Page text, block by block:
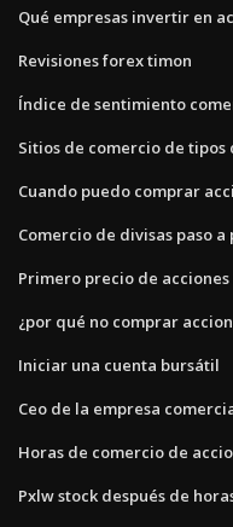
Qué empresas invertir en
Revisiones forex timon
Índice de sentimiento
Sitios de comercio de tipos
Cuando puedo comprar
Comercio de divisas paso a
Primero precio de
¿por qué no comprar
Iniciar una cuenta bursátil
Ceo de la empresa
Horas de comercio de
Pxlw stock después de